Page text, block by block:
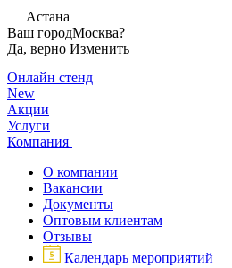
Астана
Ваш городМосква?
Да, верно Изменить
Онлайн стенд
New
Акции
Услуги
Компания
О компании
Вакансии
Документы
Оптовым клиентам
Отзывы
Календарь мероприятий